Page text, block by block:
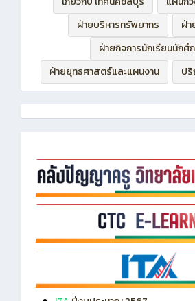
เกี่ยวกับ เทคนิคชลบุรี
แผนก
ฝ่ายบริหารทรัพยากร
ฝ่า
ฝ่ายกิจการนักเรียนนักศึ
ฝ่ายยุทธศาสตร์และแผนงาน
ป